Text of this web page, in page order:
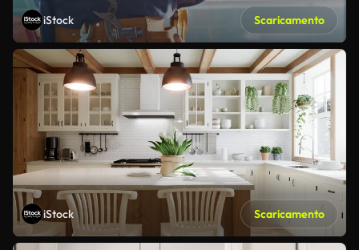
iStock Scaricamento
iStock Scaricamento